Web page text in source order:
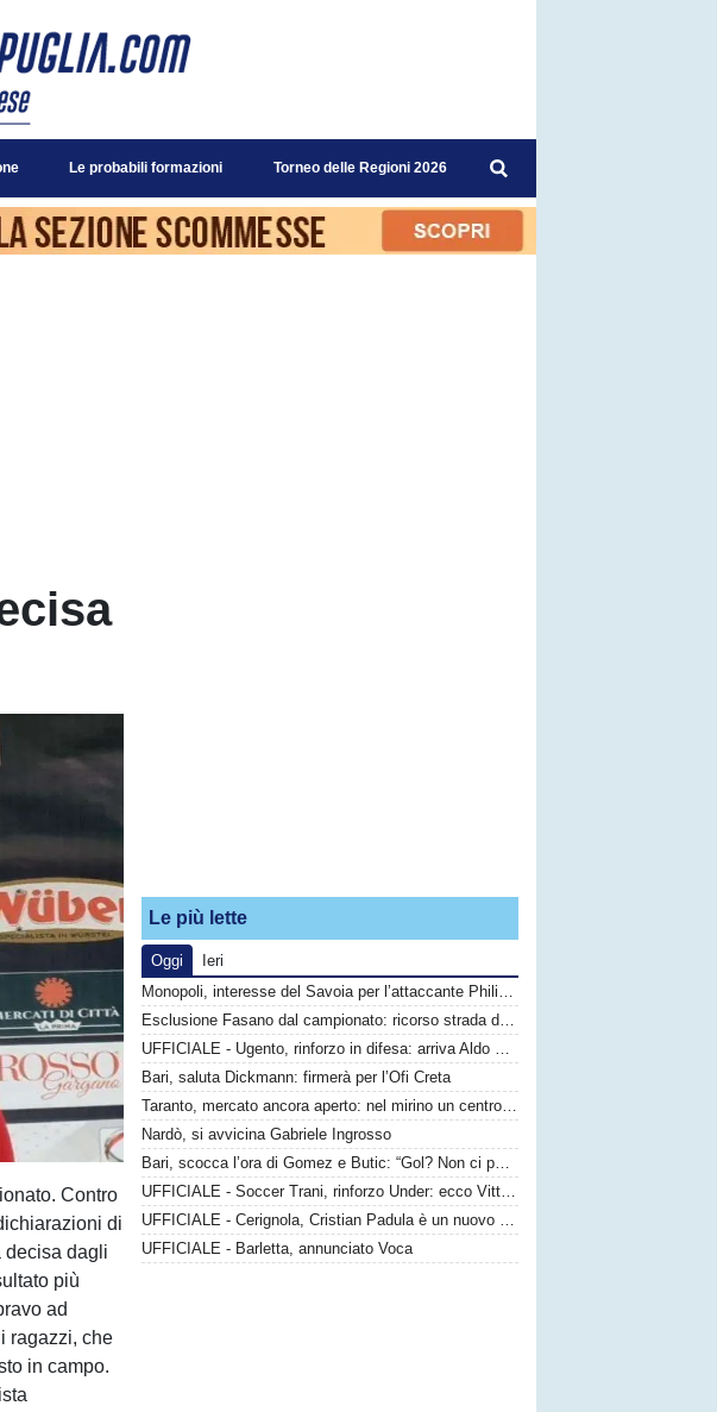
Le probabili formazioni Torneo delle Regioni 2026
Contro
di
decisa dagli
più
ad
ragazzi, che
in campo.
Le più lette
Oggi
Ieri
Monopoli, interesse del Savoia per l’attaccante Philip Yeboah
Esclusione Fasano dal campionato: ricorso strada difficile, calciatori in fuga
UFFICIALE - Ugento, rinforzo in difesa: arriva Aldo Graziano
Bari, saluta Dickmann: firmerà per l’Ofi Creta
Taranto, mercato ancora aperto: nel mirino un centrocampista top
Nardò, si avvicina Gabriele Ingrosso
Bari, scocca l’ora di Gomez e Butic: “Gol? Non ci poniamo limiti”
UFFICIALE - Soccer Trani, rinforzo Under: ecco Vittorio Sansaro
UFFICIALE - Cerignola, Cristian Padula è un nuovo attaccante gialloblù
UFFICIALE - Barletta, annunciato Voca